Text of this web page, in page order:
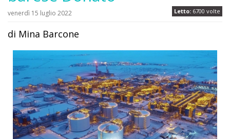
Letto: 6700 volte
venerdì 15 luglio 2022
di Mina Barcone